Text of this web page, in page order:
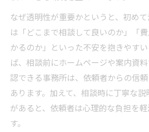
なぜ透明性が重要かというと、初め
は「どこまで相談して良いのか」「
かるのか」といった不安を抱きやす
ば、相談前にホームページや案内資
認できる事務所は、依頼者からの信
あります。加えて、相談時に丁寧な
があると、依頼者は心理的な負担を
す。